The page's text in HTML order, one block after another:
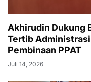
Akhirudin Dukung
Tertib
Pembinaan PPAT
Juli 14, 2026